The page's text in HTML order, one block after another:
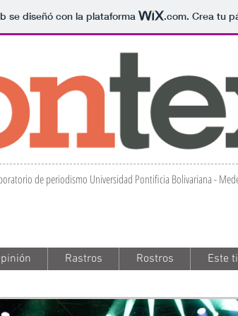
se diseñó con la plataforma .com. Crea tu
de periodismo Universidad Pontificia Bolivariana -
Rastros Rostros Este
Rastros Rostros Este